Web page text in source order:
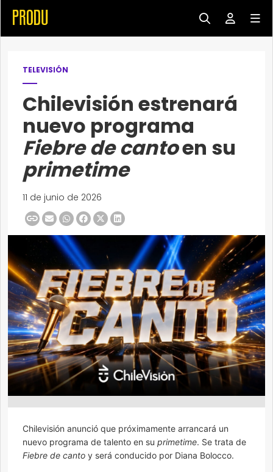
TELEVISIÓN
Chilevisión estrenará
nuevo programa
Fiebre de cantoen su
primetime
11 de junio de 2026
Chilevisión anunció que próximamente arrancará un
nuevo programa de talento en su primetime. Se trata de
Fiebre de canto y será conducido por Diana Bolocco.